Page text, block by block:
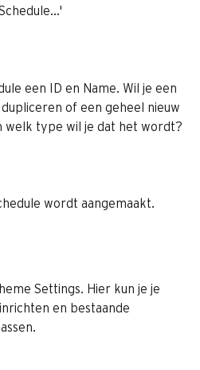
een ID en Name. Wil je een
of een geheel nieuw
welk type wil je dat het wordt?
wordt aangemaakt.
Settings. Hier kun je je
en bestaande